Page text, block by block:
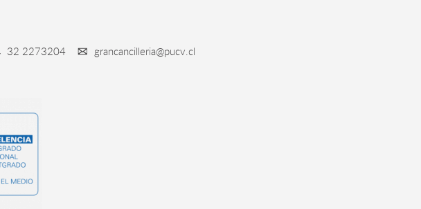
32 2273204 grancancilleria@pucv.cl